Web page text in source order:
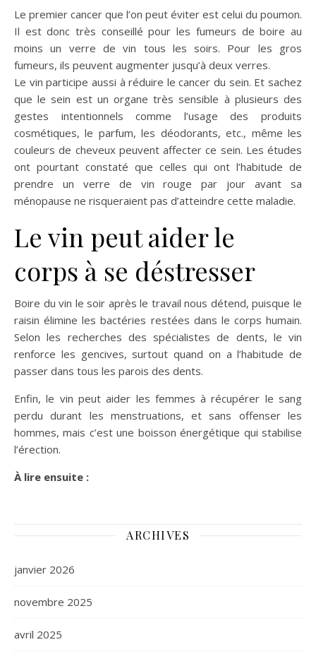
Le premier cancer que l’on peut éviter est celui du poumon.
Il est donc très conseillé pour les fumeurs de boire au
moins un verre de vin tous les soirs. Pour les gros
fumeurs, ils peuvent augmenter jusqu’à deux verres.
Le vin participe aussi à réduire le cancer du sein. Et sachez
que le sein est un organe très sensible à plusieurs des
gestes intentionnels comme l’usage des produits
cosmétiques, le parfum, les déodorants, etc., même les
couleurs de cheveux peuvent affecter ce sein. Les études
ont pourtant constaté que celles qui ont l’habitude de
prendre un verre de vin rouge par jour avant sa
ménopause ne risqueraient pas d’atteindre cette maladie.
Le vin peut aider le
corps à se déstresser
Boire du vin le soir après le travail nous détend, puisque le
raisin élimine les bactéries restées dans le corps humain.
Selon les recherches des spécialistes de dents, le vin
renforce les gencives, surtout quand on a l’habitude de
passer dans tous les parois des dents.
Enfin, le vin peut aider les femmes à récupérer le sang
perdu durant les menstruations, et sans offenser les
hommes, mais c’est une boisson énergétique qui stabilise
l’érection.
À lire ensuite :
ARCHIVES
janvier 2026
novembre 2025
avril 2025